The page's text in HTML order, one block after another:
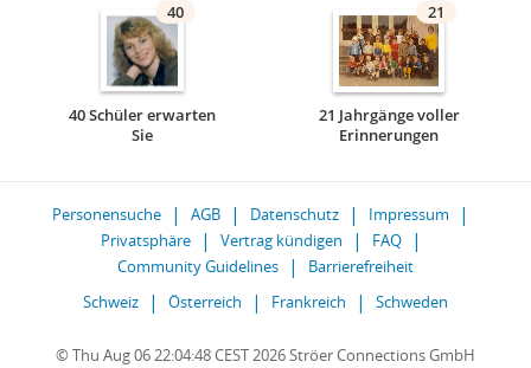
40
40 Schüler erwarten
Sie
21
21 Jahrgänge voller
Erinnerungen
Personensuche AGB Datenschutz
Impressum
Privatsphäre
Vertrag kündigen
FAQ
Community Guidelines
Barrierefreiheit
Schweiz
Österreich Frankreich Schweden
© Thu Aug 06 22:04:48 CEST 2026 Ströer Connections GmbH